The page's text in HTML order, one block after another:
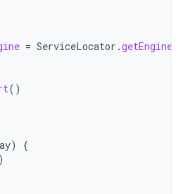
= ServiceLocator .getEngine
()
)
{